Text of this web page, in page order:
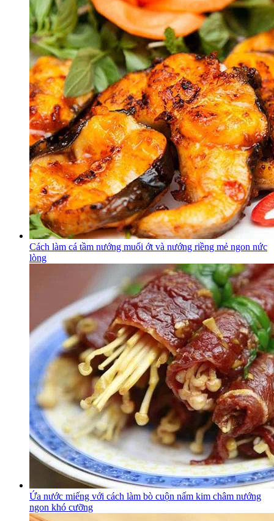
Cách làm cá tầm nướng muối ớt và nướng riềng mẻ ngon nức
lòng
Ứa nước miếng với cách làm bò cuộn nấm kim châm nướng
ngon khó cưỡng